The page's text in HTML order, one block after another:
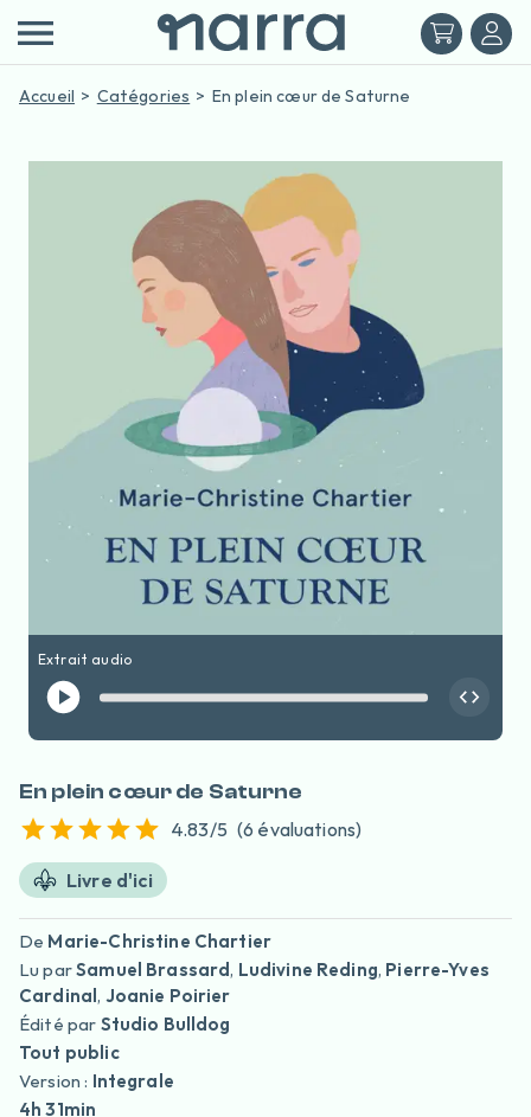
Accueil Catégories En plein cœur de Saturne
Extrait audio
En plein cœur de Saturne
4.83/5 (6 évaluations)
Livre d'ici
De Marie-Christine Chartier
Lu parSamuel Brassard, Ludivine Reding, Pierre-Yves
Cardinal, Joanie Poirier
Édité par Studio Bulldog
Tout public
Version : Integrale
4h 31min